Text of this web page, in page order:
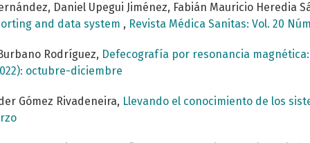
Daniel Upegui Jiménez, Fabián Mauricio Heredia
and data system , Revista Médica Sanitas: Vol. 20
Rodríguez, Defecografía por resonancia
octubre-diciembre
Gómez Rivadeneira, Llevando el conocimiento de los